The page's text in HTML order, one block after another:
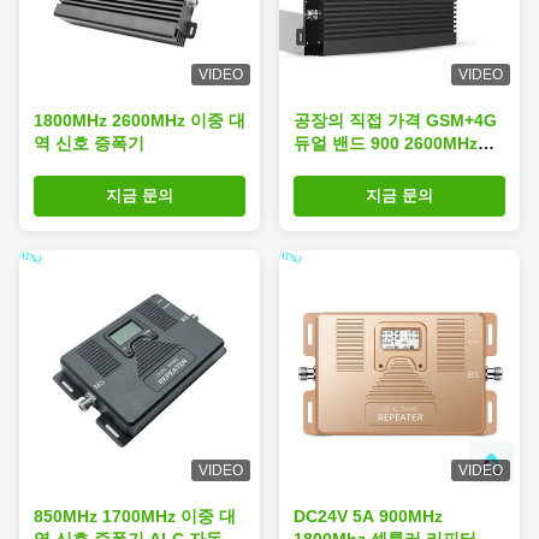
VIDEO
1800MHz 2600MHz 이중 대
역 신호 증폭기
지금 문의
VIDEO
공장의 직접 가격 GSM+4G
듀얼 밴드 900 2600MHz
지능형 기능지금 문의
VIDEO
850MHz 1700MHz 이중 대
VIDEO
DC24V 5A 900MHz